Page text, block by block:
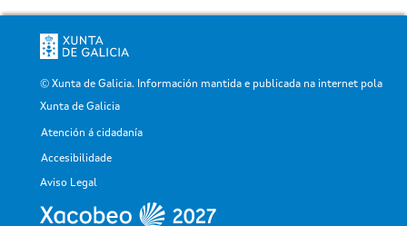
© Xunta de Galicia. Información mantida e publicada na internet pola
Xunta de Galicia
Pé
Atención á cidadanía
Accesibilidade
Aviso Legal